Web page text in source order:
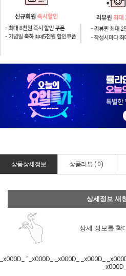
상품상세정보 상품리뷰 (0)
상세정보 새
상세 정보를 확
_x000D_ "_x000D_ _x000D_ _x000D_
_x000D_